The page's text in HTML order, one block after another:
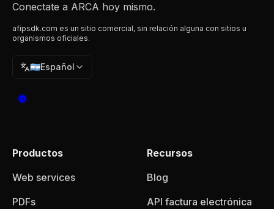
Conectate a ARCA hoy mismo.
afipsdk.com es un sitio comercial, sin relación alguna con sitios u
organismos oficiales.
🇦🇷Español
Productos
Web services
PDFs
Recursos
Blog
API factura electrónica